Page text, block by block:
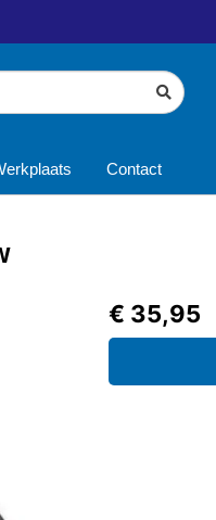
Contact
€ 35,95